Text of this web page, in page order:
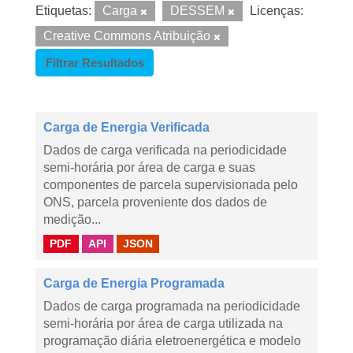
Etiquetas: Carga DESSEM
Licenças:
Creative Commons Atribuição
Filtrar Resultados
Carga de Energia Verificada
Dados de carga verificada na periodicidade
semi-horária por área de carga e suas
componentes de parcela supervisionada pelo
ONS, parcela proveniente dos dados de
medição...
PDF API JSON
Carga de Energia Programada
Dados de carga programada na periodicidade
semi-horária por área de carga utilizada na
programação diária eletroenergética e modelo